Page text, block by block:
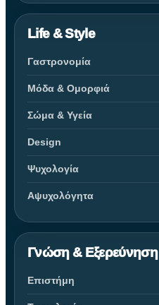
Life & Style
Γαστρονομία
Μόδα & Ομορφιά
Σώμα & Υγεία
Design
Ψυχολογία
Αψυχολόγητα
Γνώση & Εξερεύνηση
Επιστήμη